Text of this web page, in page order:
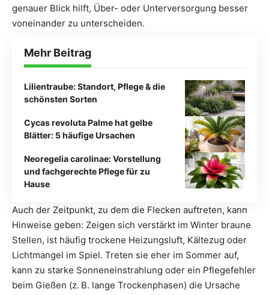
genauer Blick hilft, Über- oder Unterversorgung besser
voneinander zu unterscheiden.
Mehr Beitrag
Lilientraube: Standort, Pflege & die
schönsten Sorten
Cycas revoluta Palme hat gelbe
Blätter: 5 häufige Ursachen
Neoregelia carolinae: Vorstellung
und fachgerechte Pflege für zu
Hause
Auch der Zeitpunkt, zu dem die Flecken auftreten, kann
Hinweise geben: Zeigen sich verstärkt im Winter braune
Stellen, ist häufig trockene Heizungsluft, Kältezug oder
Lichtmangel im Spiel. Treten sie eher im Sommer auf,
kann zu starke Sonneneinstrahlung oder ein Pflegefehler
beim Gießen (z. B. lange Trockenphasen) die Ursache